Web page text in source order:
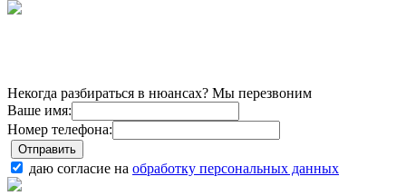
Некогда разбираться в нюансах? Мы перезвоним
Ваше имя:
Номер телефона:
даю согласие на обработку персональных данных